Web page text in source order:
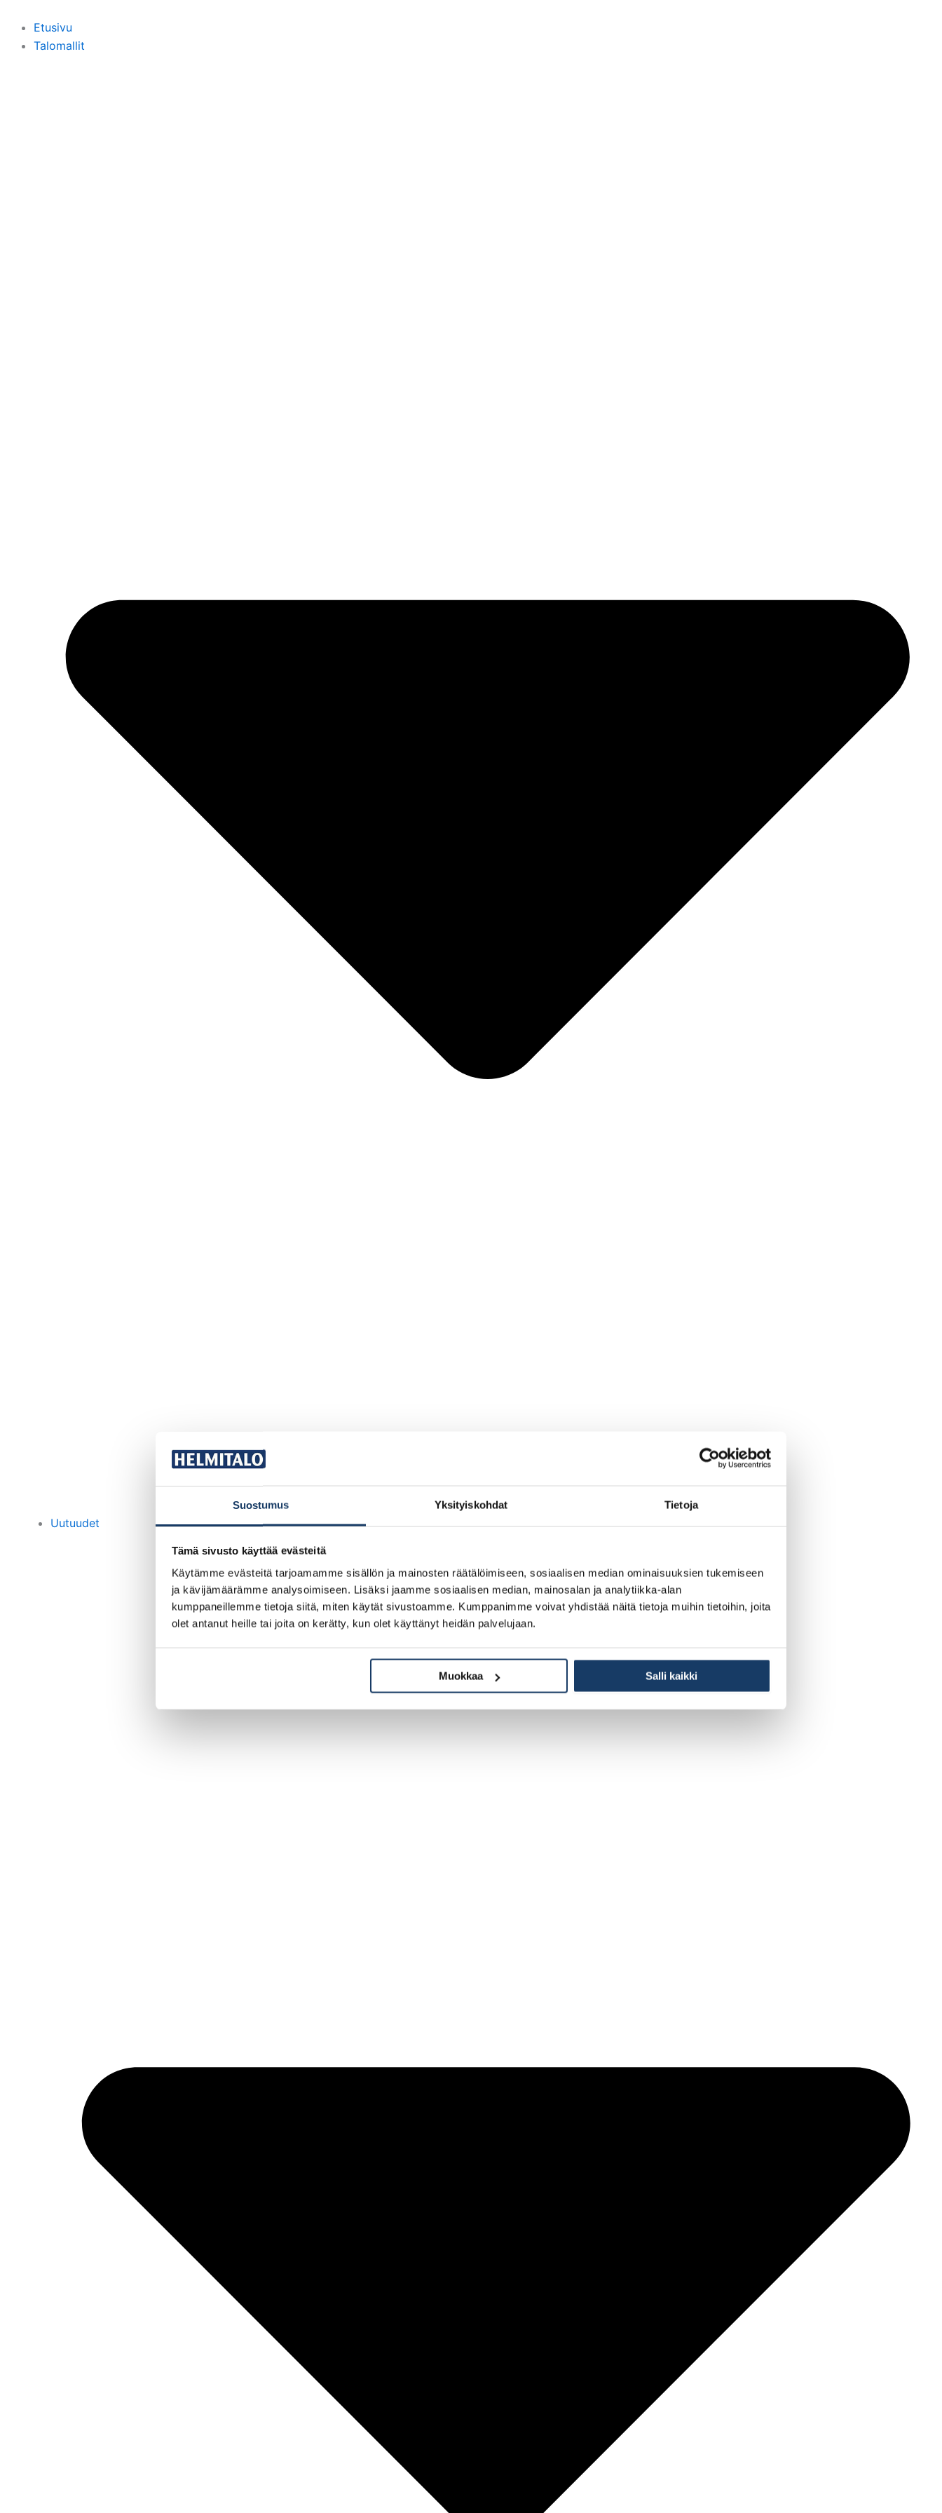
Suostumus Yksityiskohdat Tietoja
Tämä sivusto käyttää evästeitä
Käytämme evästeitä tarjoamamme sisällön ja mainosten räätälöimiseen, sosiaalisen median ominaisuuksien tukemiseen
ja kävijämäärämme analysoimiseen. Lisäksi jaamme sosiaalisen median, mainosalan ja analytiikka-alan
kumppaneillemme tietoja siitä, miten käytät sivustoamme. Kumppanimme voivat yhdistää näitä tietoja muihin tietoihin, joita
olet antanut heille tai joita on kerätty, kun olet käyttänyt heidän palvelujaan.
Muokkaa Salli kaikki
sisältöönEtusivu
Talomallit
Uutuudet